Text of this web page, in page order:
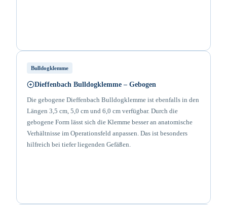
Bulldogklemme
Dieffenbach Bulldogklemme – Gebogen
Die gebogene Dieffenbach Bulldogklemme ist ebenfalls in den
Längen 3,5 cm, 5,0 cm und 6,0 cm verfügbar. Durch die
gebogene Form lässt sich die Klemme besser an anatomische
Verhältnisse im Operationsfeld anpassen. Das ist besonders
hilfreich bei tiefer liegenden Gefäßen.